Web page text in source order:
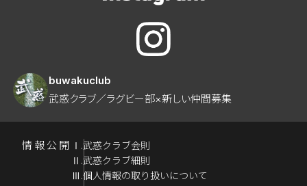
buwakuclub
武惑クラブ／ラグビー部×新しい仲間募集
情報公開
Ⅰ.武惑クラブ会則
Ⅱ.武惑クラブ細則
Ⅲ.個人情報の取り扱いについて